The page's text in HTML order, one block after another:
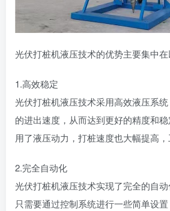
光伏打桩机液压技术的优势主要集中在
1.高效稳定
光伏打桩机液压技术采用高效液压系
的进出速度，从而达到更好的精度和
用了液压动力，打桩速度也大幅提高，
2.完全自动化
光伏打桩机液压技术实现了完全的自动
只需要通过控制系统进行一些简单设